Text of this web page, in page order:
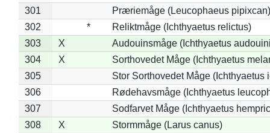
301
Præriemåge (Leucophaeus pipixcan)
302
*
Reliktmåge (Ichthyaetus relictus)
303
X
Audouinsmåge (Ichthyaetus
304
X
Sorthovedet Måge (Ichthyaetus
305
Stor Sorthovedet Måge (Ichthyaetus
306
Rødehavsmåge (Ichthyaetus
307
Sodfarvet Måge (Ichthyaetus
308
X
Stormmåge (Larus canus)